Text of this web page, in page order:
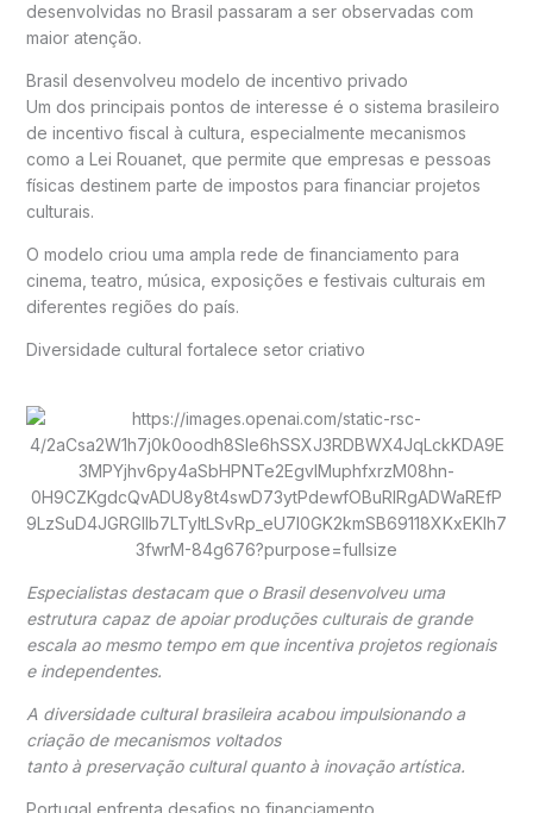
desenvolvidas no Brasil passaram a ser observadas com
maior atenção.
Brasil desenvolveu modelo de incentivo privado
Um dos principais pontos de interesse é o sistema brasileiro
de incentivo fiscal à cultura, especialmente mecanismos
como a Lei Rouanet, que permite que empresas e pessoas
físicas destinem parte de impostos para financiar projetos
culturais.
O modelo criou uma ampla rede de financiamento para
cinema, teatro, música, exposições e festivais culturais em
diferentes regiões do país.
Diversidade cultural fortalece setor criativo
Especialistas destacam que o Brasildesenvolveu uma
estrutura capaz de apoiar produções culturais de grande
escala ao mesmo tempo em que incentiva projetos regionais
e independentes.
A diversidade cultural brasileira acabou impulsionando a
criação de mecanismos voltados
tanto à preservação cultural quanto à inovação artística.
Portugal enfrenta desafios no financiamento